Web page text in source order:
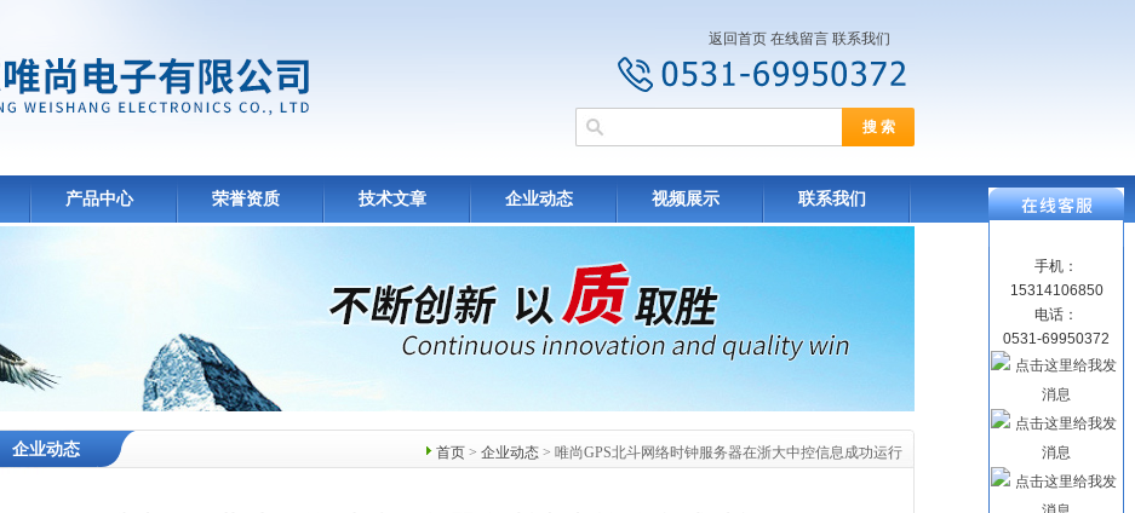
返回首页 在线留言 联系我们
产品中心 荣誉资质 技术文章 企业动态 视频展示 联系我们
首页 > 企业动态 > 唯尚GPS北斗网络时钟服务器在浙大中控信息成功运行
企业动态
手机：
15314106850
电话：
0531-69950372